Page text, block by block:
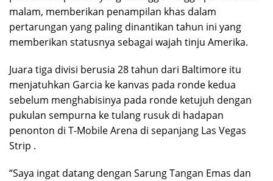
malam, memberikan penampilan khas dalam
pertarungan yang paling dinantikan tahun ini yang
memberikan statusnya sebagai wajah tinju Amerika.
Juara tiga divisi berusia 28 tahun dari Baltimore itu
menjatuhkan Garcia ke kanvas pada ronde kedua
sebelum menghabisinya pada ronde ketujuh dengan
pukulan sempurna ke tulang rusuk di hadapan
penonton di T-Mobile Arena di sepanjang Las Vegas
Strip .
“Saya ingat datang dengan Sarung Tangan Emas dan